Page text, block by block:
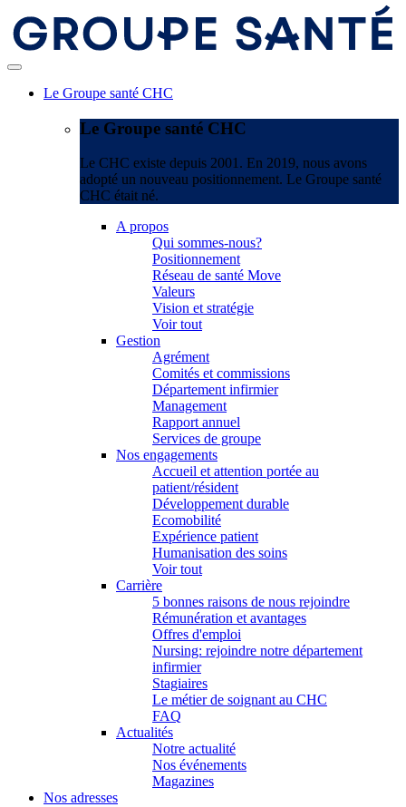
Le Groupe santé CHC
Le Groupe santé CHC
Le CHC existe depuis 2001. En 2019, nous avons
adopté un nouveau positionnement. Le Groupe santé
CHC était né.
A propos
Qui sommes-nous?
Positionnement
Réseau de santé Move
Valeurs
Vision et stratégie
Voir tout
Gestion
Agrément
Comités et commissions
Département infirmier
Management
Rapport annuel
Services de groupe
Nos engagements
Accueil et attention portée au
patient/résident
Développement durable
Ecomobilité
Expérience patient
Humanisation des soins
Voir tout
Carrière
5 bonnes raisons de nous rejoindre
Rémunération et avantages
Offres d'emploi
Nursing: rejoindre notre département
infirmier
Stagiaires
Le métier de soignant au CHC
FAQ
Actualités
Notre actualité
Nos événements
Magazines
Nos adresses